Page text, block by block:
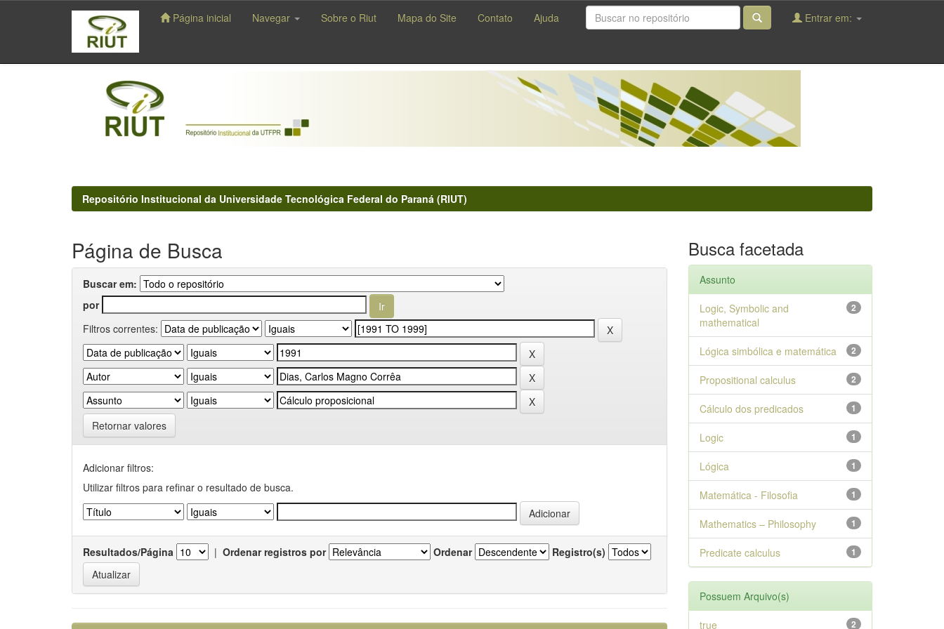
navigation
Página inicial Navegar Sobre o Riut Mapa do Site Contato Ajuda Entrar em:
Repositório Institucional da Universidade Tecnológica Federal do Paraná (RIUT)
Página de Busca
Buscar em:
por
Filtros correntes:
Retornar valores
Adicionar filtros:
Utilizar filtros para refinar o resultado de busca.
Resultados/Página | Ordenar registros por Ordenar Registro(s)
Busca facetada
Assunto
2
Logic, Symbolic and
mathematical
2
Lógica simbólica e matemática
2
Propositional calculus
1
Cálculo dos predicados
1
Logic
1
Lógica
1
Matemática - Filosofia
1
Mathematics – Philosophy
1
Predicate calculus
Possuem Arquivo(s)
2
true